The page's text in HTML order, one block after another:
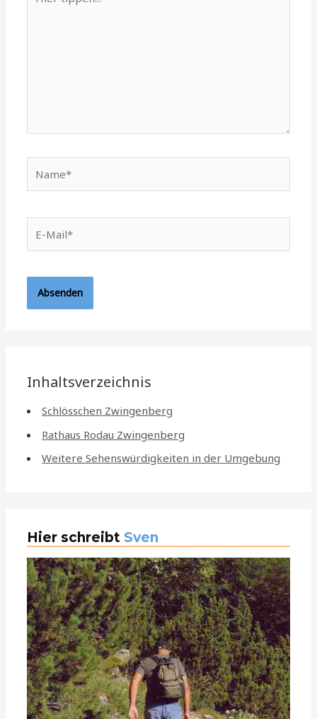
tippen...
Mail*
Inhaltsverzeichnis
Schlösschen Zwingenberg
Rathaus Rodau Zwingenberg
Weitere Sehenswürdigkeiten in der Umgebung
Hier schreibt Sven